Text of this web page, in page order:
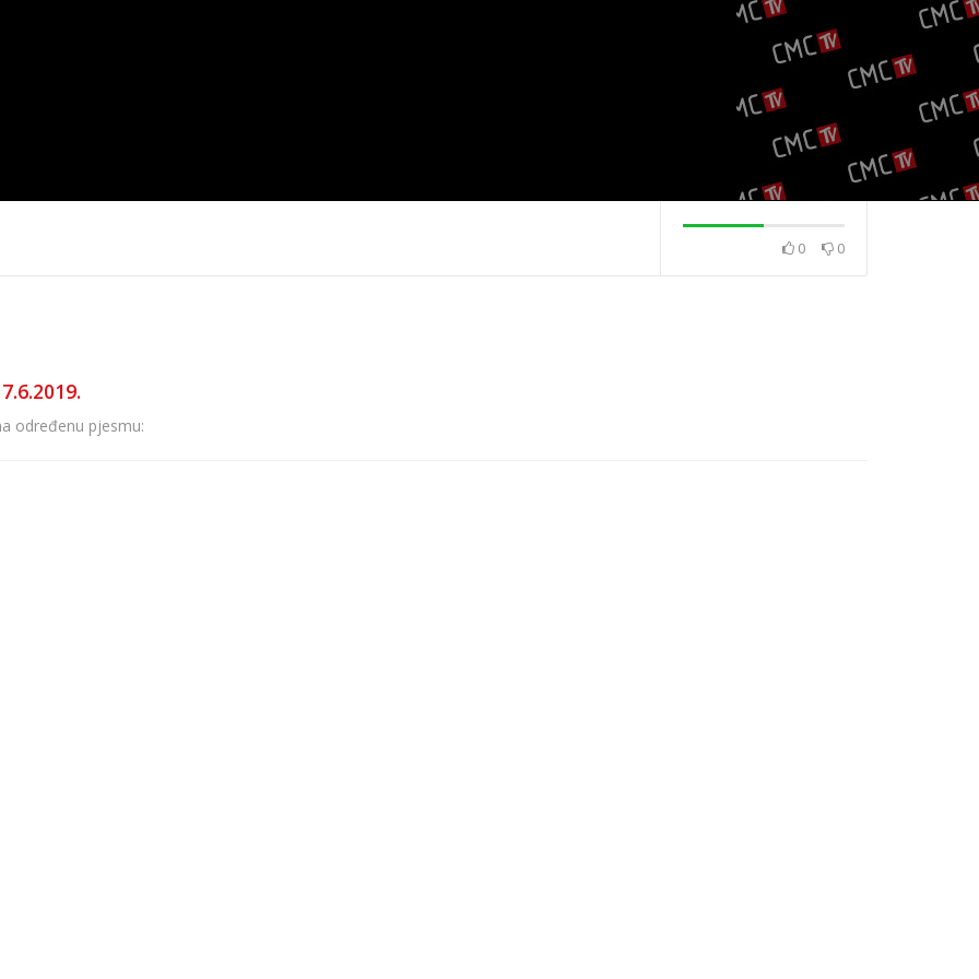
0 0
određenu pjesmu: